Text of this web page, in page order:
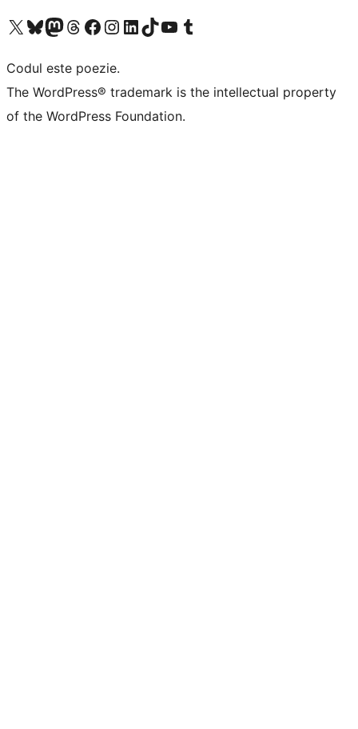
Mergi la contul nostru X (fost Twitter)
Vizitează contul nostru Bluesky
Vizitează contul nostru Mastodon
Vizitează contul nostru Threads
Vizitează pagina noastră Facebook
Vizitează-ne pe Instagram
Vizitează-ne pe LinkedIn
Vizitează contul nostru TikTok
Vizitează canalul nostru YouTube
Vizitează contul nostru Tumblr
Codul este poezie.
The WordPress® trademark is the intellectual property
of the WordPress Foundation.